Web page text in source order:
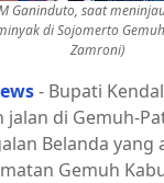
Ganinduto, saat
di Sojomerto
Zamroni)
- Bupati
di Gemuh-
Belanda yang
Gemuh